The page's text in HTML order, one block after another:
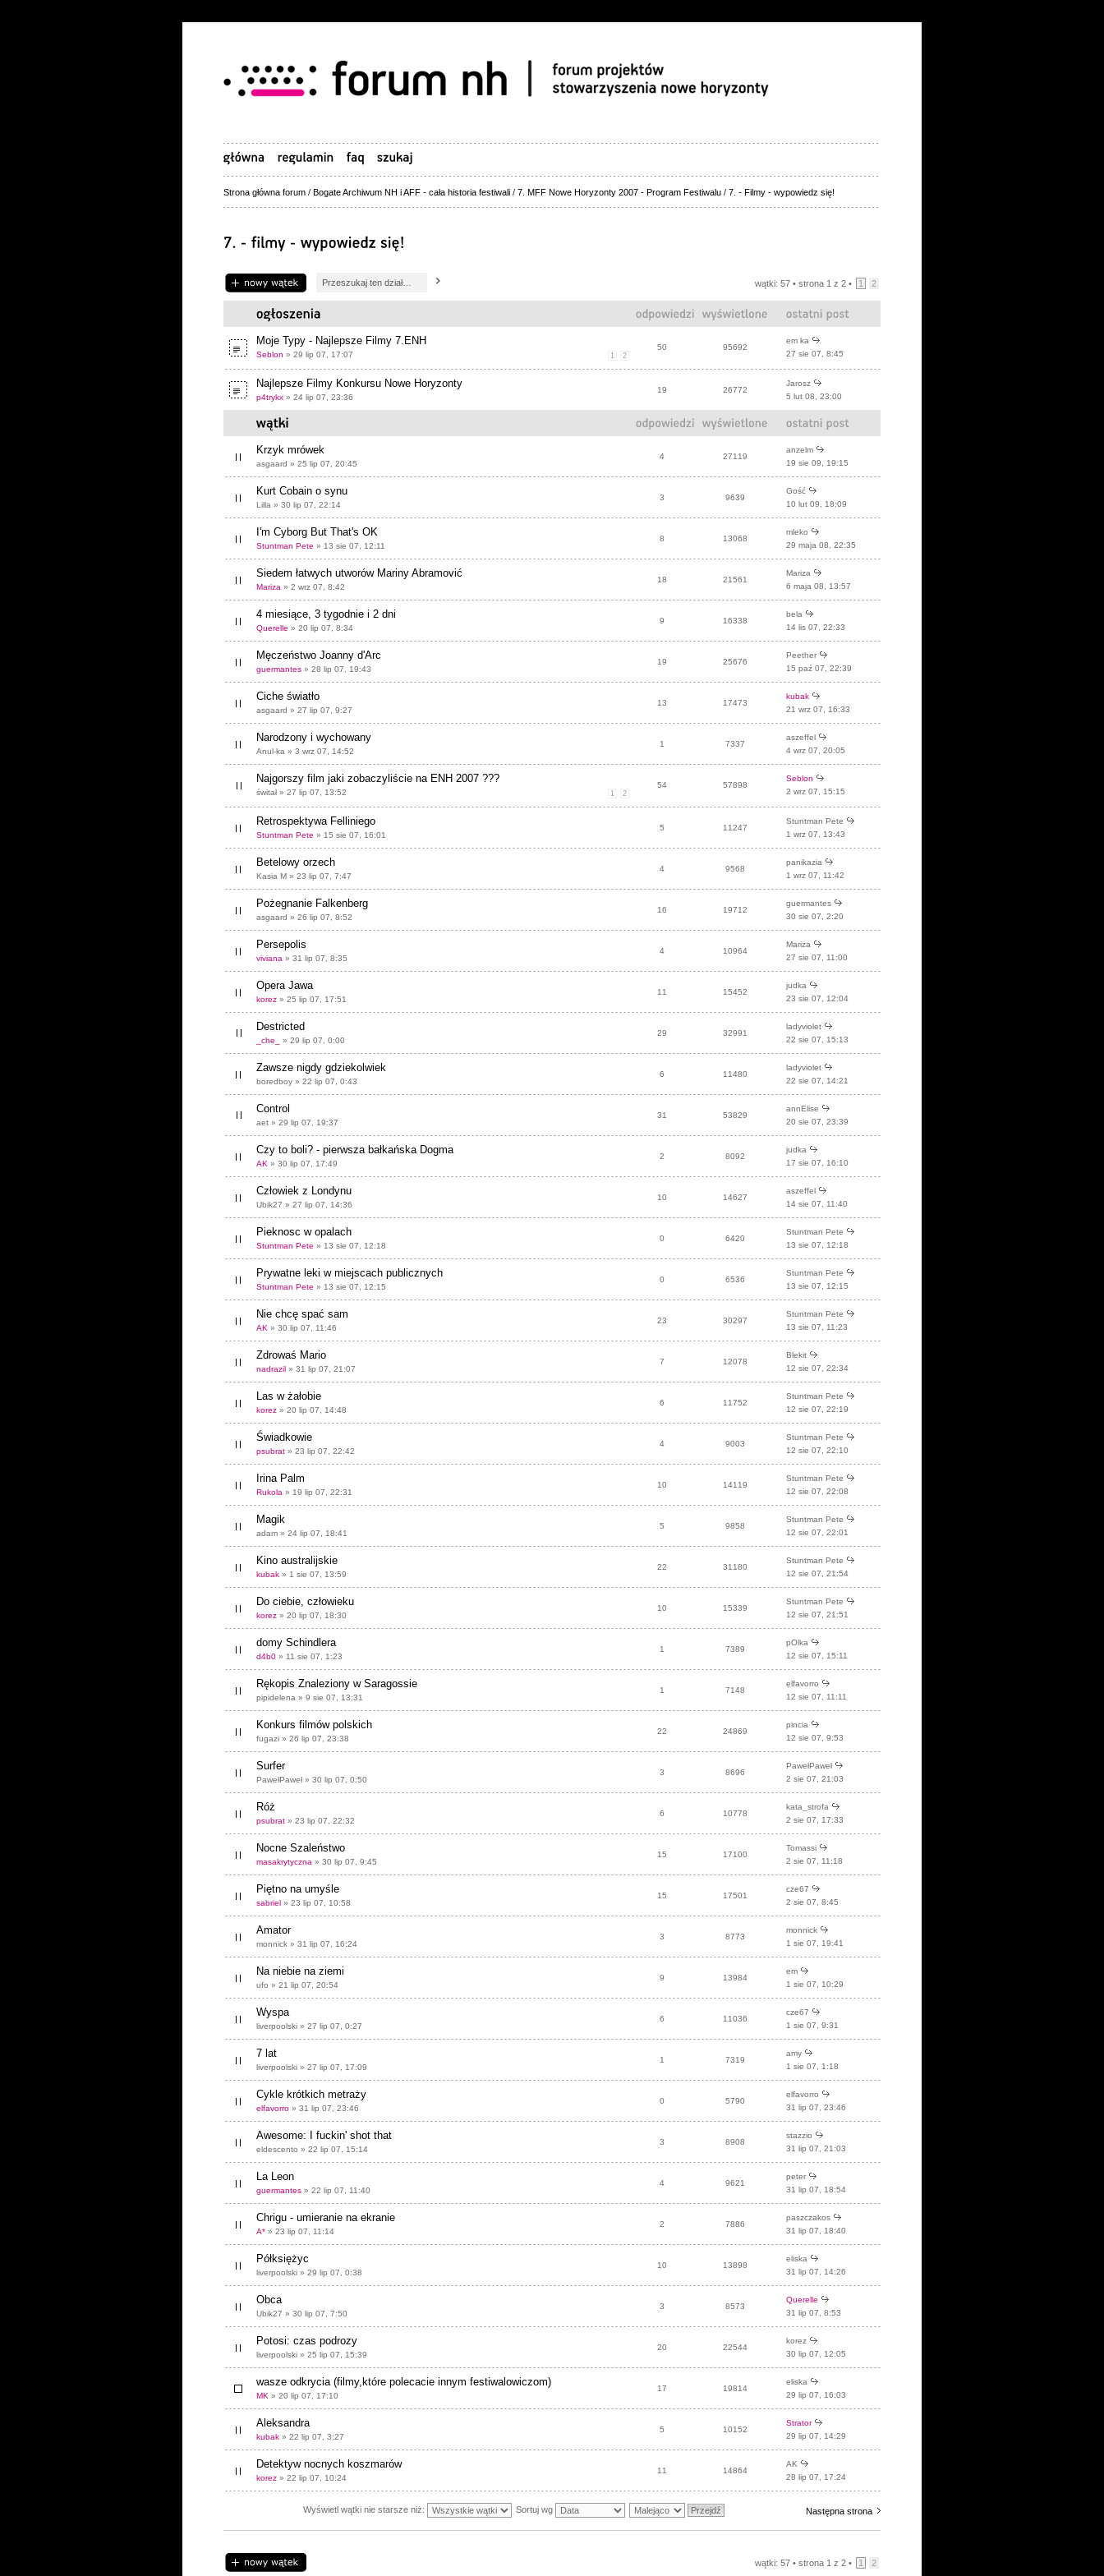
Strona główna forum / Bogate Archiwum NH i AFF - cała historia festiwali / 7. MFF Nowe Horyzonty 2007 - Program Festiwalu / 7. - Filmy - wypowiedz się!
Napisz wątek wątki: 57 • strona 1 z 2 • 1 2
Moje Typy - Najlepsze Filmy 7.ENH
1 2
Seblon » 29 lip 07, 17:07
50 95692
em ka
27 sie 07, 8:45
Najlepsze Filmy Konkursu Nowe Horyzonty
p4trykx » 24 lip 07, 23:36
19 26772
Jarosz
5 lut 08, 23:00
Krzyk mrówek
asgaard » 25 lip 07, 20:45
4 27119
anzelm
19 sie 09, 19:15
Kurt Cobain o synu
Lilla » 30 lip 07, 22:14
3 9639
Gość
10 lut 09, 18:09
I'm Cyborg But That's OK
Stuntman Pete » 13 sie 07, 12:11
8 13068
mleko
29 maja 08, 22:35
Siedem łatwych utworów Mariny Abramović
Mariza » 2 wrz 07, 8:42
18 21561
Mariza
6 maja 08, 13:57
4 miesiące, 3 tygodnie i 2 dni
Querelle » 20 lip 07, 8:34
9 16338
bela
14 lis 07, 22:33
Męczeństwo Joanny d'Arc
guermantes » 28 lip 07, 19:43
19 25676
Peether
15 paź 07, 22:39
Ciche światło
asgaard » 27 lip 07, 9:27
13 17473
kubak
21 wrz 07, 16:33
Narodzony i wychowany
Anul-ka » 3 wrz 07, 14:52
1 7337
aszeffel
4 wrz 07, 20:05
Najgorszy film jaki zobaczyliście na ENH 2007 ???
1 2
świtał » 27 lip 07, 13:52
54 57898
Seblon
2 wrz 07, 15:15
Retrospektywa Felliniego
Stuntman Pete » 15 sie 07, 16:01
5 11247
Stuntman Pete
1 wrz 07, 13:43
Betelowy orzech
Kasia M » 23 lip 07, 7:47
4 9568
panikazia
1 wrz 07, 11:42
Pożegnanie Falkenberg
asgaard » 26 lip 07, 8:52
16 19712
guermantes
30 sie 07, 2:20
Persepolis
viviana » 31 lip 07, 8:35
4 10964
Mariza
27 sie 07, 11:00
Opera Jawa
korez » 25 lip 07, 17:51
11 15452
judka
23 sie 07, 12:04
Destricted
_che_ » 29 lip 07, 0:00
29 32991
ladyviolet
22 sie 07, 15:13
Zawsze nigdy gdziekolwiek
boredboy » 22 lip 07, 0:43
6 11480
ladyviolet
22 sie 07, 14:21
Control
aet » 29 lip 07, 19:37
31 53829
annElise
20 sie 07, 23:39
Czy to boli? - pierwsza bałkańska Dogma
AK » 30 lip 07, 17:49
2 8092
judka
17 sie 07, 16:10
Człowiek z Londynu
Ubik27 » 27 lip 07, 14:36
10 14627
aszeffel
14 sie 07, 11:40
Pieknosc w opalach
Stuntman Pete » 13 sie 07, 12:18
0 6420
Stuntman Pete
13 sie 07, 12:18
Prywatne leki w miejscach publicznych
Stuntman Pete » 13 sie 07, 12:15
0 6536
Stuntman Pete
13 sie 07, 12:15
Nie chcę spać sam
AK » 30 lip 07, 11:46
23 30297
Stuntman Pete
13 sie 07, 11:23
Zdrowaś Mario
nadrazil » 31 lip 07, 21:07
7 12078
Blekit
12 sie 07, 22:34
Las w żałobie
korez » 20 lip 07, 14:48
6 11752
Stuntman Pete
12 sie 07, 22:19
Świadkowie
psubrat » 23 lip 07, 22:42
4 9003
Stuntman Pete
12 sie 07, 22:10
Irina Palm
Rukola » 19 lip 07, 22:31
10 14119
Stuntman Pete
12 sie 07, 22:08
Magik
adam » 24 lip 07, 18:41
5 9858
Stuntman Pete
12 sie 07, 22:01
Kino australijskie
kubak » 1 sie 07, 13:59
22 31180
Stuntman Pete
12 sie 07, 21:54
Do ciebie, człowieku
korez » 20 lip 07, 18:30
10 15339
Stuntman Pete
12 sie 07, 21:51
domy Schindlera
d4b0 » 11 sie 07, 1:23
1 7389
pOlka
12 sie 07, 15:11
Rękopis Znaleziony w Saragossie
pipidelena » 9 sie 07, 13:31
1 7148
elfavorro
12 sie 07, 11:11
Konkurs filmów polskich
fugazi » 26 lip 07, 23:38
22 24869
pincia
12 sie 07, 9:53
Surfer
PawełPaweł » 30 lip 07, 0:50
3 8696
PawełPaweł
2 sie 07, 21:03
Róż
psubrat » 23 lip 07, 22:32
6 10778
kata_strofa
2 sie 07, 17:33
Nocne Szaleństwo
masakrytyczna » 30 lip 07, 9:45
15 17100
Tomassi
2 sie 07, 11:18
Piętno na umyśle
sabriel » 23 lip 07, 10:58
15 17501
cze67
2 sie 07, 8:45
Amator
monnick » 31 lip 07, 16:24
3 8773
monnick
1 sie 07, 19:41
Na niebie na ziemi
ufo » 21 lip 07, 20:54
9 13984
em
1 sie 07, 10:29
Wyspa
liverpoolski » 27 lip 07, 0:27
6 11036
cze67
1 sie 07, 9:31
7 lat
liverpoolski » 27 lip 07, 17:09
1 7319
amy
1 sie 07, 1:18
Cykle krótkich metraży
elfavorro » 31 lip 07, 23:46
0 5790
elfavorro
31 lip 07, 23:46
Awesome: I fuckin' shot that
eldescento » 22 lip 07, 15:14
3 8908
stazzio
31 lip 07, 21:03
La Leon
guermantes » 22 lip 07, 11:40
4 9621
peter
31 lip 07, 18:54
Chrigu - umieranie na ekranie
A* » 23 lip 07, 11:14
2 7886
paszczakos
31 lip 07, 18:40
Półksiężyc
liverpoolski » 29 lip 07, 0:38
10 13898
eliska
31 lip 07, 14:26
Obca
Ubik27 » 30 lip 07, 7:50
3 8573
Querelle
31 lip 07, 8:53
Potosi: czas podrozy
liverpoolski » 25 lip 07, 15:39
20 22544
korez
30 lip 07, 12:05
wasze odkrycia (filmy,które polecacie innym festiwalowiczom)
MK » 20 lip 07, 17:10
17 19814
eliska
29 lip 07, 16:03
Aleksandra
kubak » 22 lip 07, 3:27
5 10152
Strator
29 lip 07, 14:29
Detektyw nocnych koszmarów
korez » 22 lip 07, 10:24
11 14864
AK
28 lip 07, 17:24
Następna strona
Wyświetl wątki nie starsze niż: Sortuj wg
Napisz wątek wątki: 57 • strona 1 z 2 • 1 2